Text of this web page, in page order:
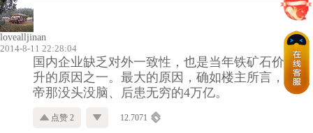
lovealljinan
2014-8-11 22:28:04
国内企业缺乏对外一致性，也是当年铁矿石价格飙
升的原因之一。最大的原因，确如楼主所言，是影
帝那没头没脑、后患无穷的4万亿。
点赞 2 12.7071